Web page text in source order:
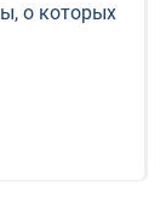
о которых